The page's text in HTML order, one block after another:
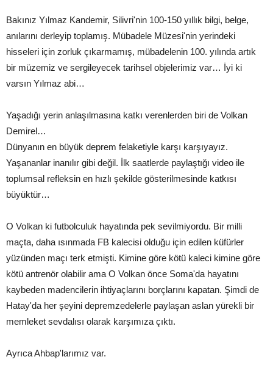
Bakınız Yılmaz Kandemir, Silivri'nin 100-150 yıllık bilgi, belge,
anılarını derleyip toplamış. Mübadele Müzesi'nin yerindeki
hisseleri için zorluk çıkarmamış, mübadelenin 100. yılında artık
bir müzemiz ve sergileyecek tarihsel objelerimiz var… İyi ki
varsın Yılmaz abi…
Yaşadığı yerin anlaşılmasına katkı verenlerden biri de Volkan
Demirel…
Dünyanın en büyük deprem felaketiyle karşı karşıyayız.
Yaşananlar inanılır gibi değil. İlk saatlerde paylaştığı video ile
toplumsal refleksin en hızlı şekilde gösterilmesinde katkısı
büyüktür…
O Volkan ki futbolculuk hayatında pek sevilmiyordu. Bir milli
maçta, daha ısınmada FB kalecisi olduğu için edilen küfürler
yüzünden maçı terk etmişti. Kimine göre kötü kaleci kimine göre
kötü antrenör olabilir ama O Volkan önce Soma'da hayatını
kaybeden madencilerin ihtiyaçlarını borçlarını kapatan. Şimdi de
Hatay'da her şeyini depremzedelerle paylaşan aslan yürekli bir
memleket sevdalısı olarak karşımıza çıktı.
Ayrıca Ahbap'larımız var.